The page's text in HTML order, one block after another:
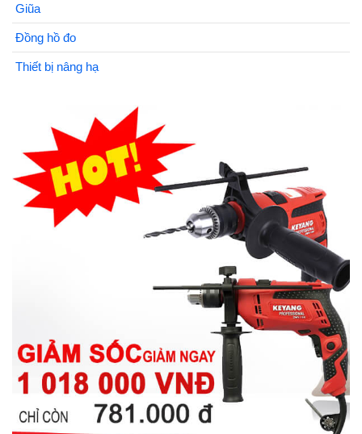
Giũa
Đồng hồ đo
Thiết bị nâng hạ